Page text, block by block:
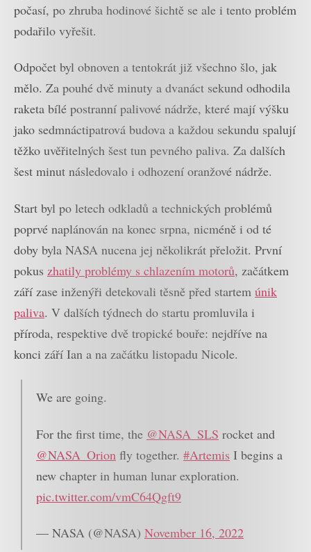
počasí, po zhruba hodinové šichtě se ale i tento problém
podařilo vyřešit.
Odpočet byl obnoven a tentokrát již všechno šlo, jak
mělo. Za pouhé dvě minuty a dvanáct sekund odhodila
raketa bílé postranní palivové nádrže, které mají výšku
jako sedmnáctipatrová budova a každou sekundu spalují
těžko uvěřitelných šest tun pevného paliva. Za dalších
šest minut následovalo i odhození oranžové nádrže.
Start byl po letech odkladů a technických problémů
poprvé naplánován na konec srpna, nicméně i od té
doby byla NASA nucena jej několikrát přeložit. První
pokus zhatily problémy s chlazením motorů, začátkem
září zase inženýři detekovali těsně před startem únik
paliva. V dalších týdnech do startu promluvila i
příroda, respektive dvě tropické bouře: nejdříve na
konci září Ian a na začátku listopadu Nicole.
We are going.
For the first time, the @NASA_SLS rocket and
@NASA_Orion fly together. #Artemis I begins a
new chapter in human lunar exploration.
pic.twitter.com/vmC64Qgft9
— NASA (@NASA) November 16, 2022